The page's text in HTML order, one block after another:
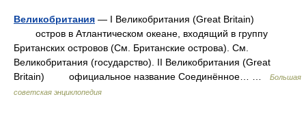
Великобритания — I Великобритания (Great Britain)
остров в Атлантическом океане, входящий в группу
Британских островов (См. Британские острова). См.
Великобритания (государство). II Великобритания (Great
Britain) официальное название Соединённое… …
Большая
советская энциклопедия